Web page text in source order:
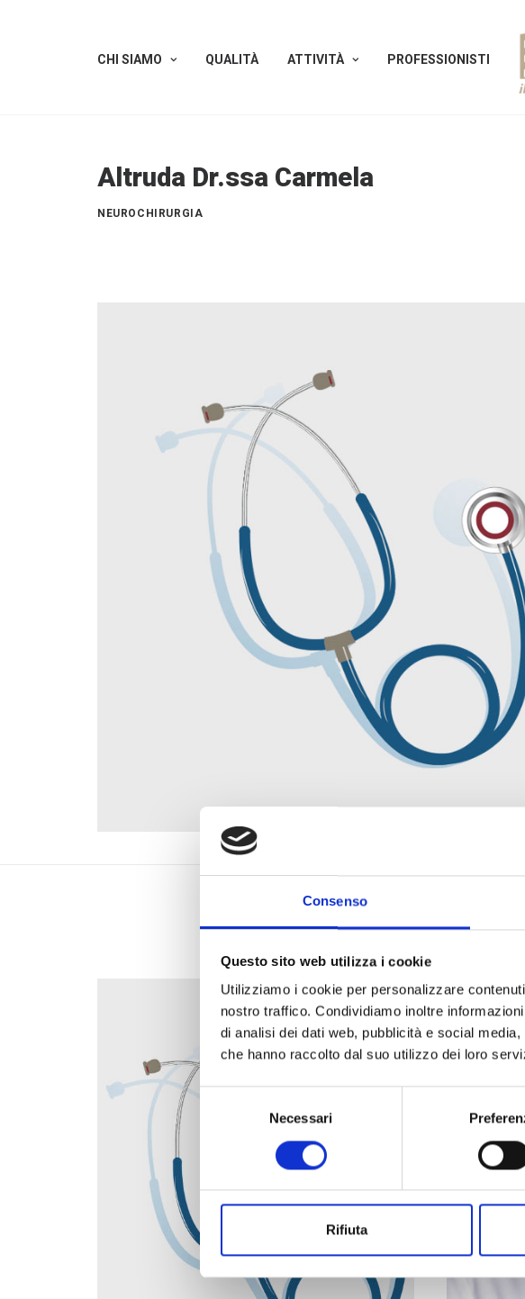
Consenso
Questo sito web utilizza i cookie
Utilizziamo i cookie per personalizzare
nostro traffico. Condividiamo inoltre
di analisi dei dati web, pubblicità e social
che hanno raccolto dal suo utilizzo dei loro
Necessari
Rifiuta
CHI SIAMO QUALITÀ ATTIVITÀ PROFESSIONISTI
Altruda Dr.ssa Carmela
NEUROCHIRURGIA